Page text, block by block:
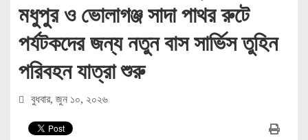
মধুপুর ও ভোলাগঞ্জ সাদা পাথর রুটে
পর্যটকদের জন্য নতুন বাস সার্ভিস তুহিন
পরিবহন যাত্রা শুরু
বুধবার, জুন ১০, ২০২৬